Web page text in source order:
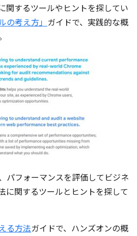
関するツールやヒントを探してい
の考え方」 ガイドで、実践的な概
パフォーマンスを評価してビジネ
に関するツールとヒントを探して
る方法ガイドで、ハンズオンの概